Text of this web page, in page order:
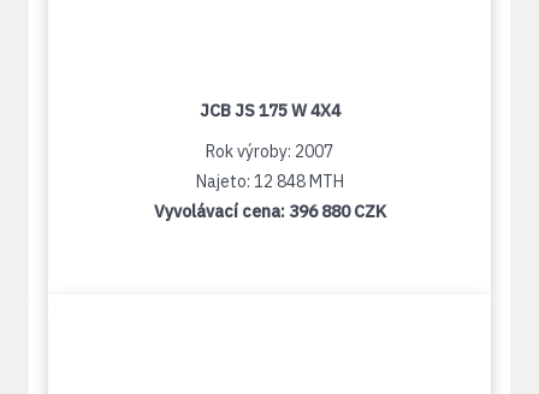
JCB JS 175 W 4X4
Rok výroby: 2007
Najeto: 12 848 MTH
Vyvolávací cena: 396 880 CZK